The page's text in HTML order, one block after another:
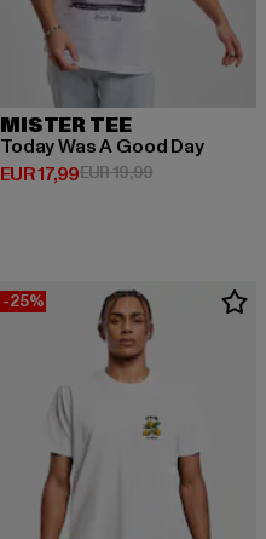
MISTER TEE
Today Was A Good Day
EUR 17,99
Huidige prijs: EUR 17,99
EUR 19,99Actieprijs: EUR
-25%